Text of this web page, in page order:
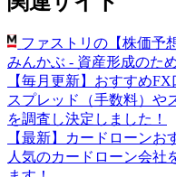
ファストリの【株価予
みんかぶ - 資産形成のた
【毎月更新】おすすめ
スプレッド（手数料）や
を調査し決定しました！
【最新】カードローンお
人気のカードローン会社